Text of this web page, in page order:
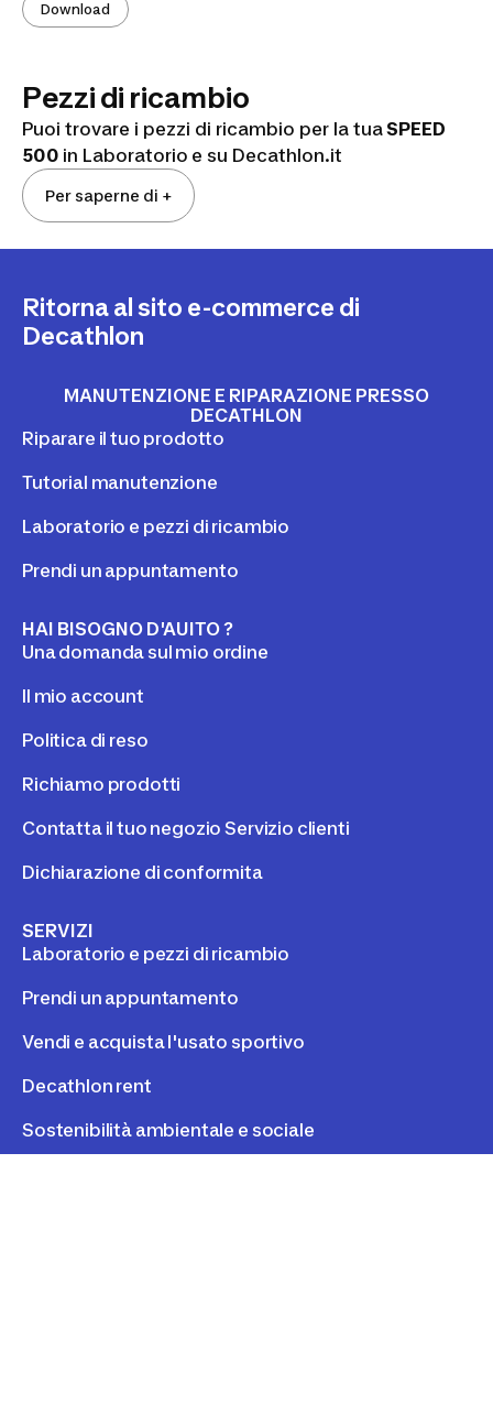
Download
Pezzi di ricambio
Puoi trovare i pezzi di ricambio per la tuaSPEED
500 in Laboratorio e su Decathlon.it
Per saperne di +
Ritorna al sito e-commerce di
Decathlon
MANUTENZIONE E RIPARAZIONE PRESSO
DECATHLON
Riparare il tuo prodotto
Tutorial manutenzione
Laboratorio e pezzi di ricambio
Prendi un appuntamento
HAI BISOGNO D'AUITO ?
Una domanda sul mio ordine
Il mio account
Politica di reso
Richiamo prodotti
Contatta il tuo negozio Servizio clienti
Dichiarazione di conformita
SERVIZI
Laboratorio e pezzi di ricambio
Prendi un appuntamento
Vendi e acquista l'usato sportivo
Decathlon rent
Sostenibilità ambientale e sociale